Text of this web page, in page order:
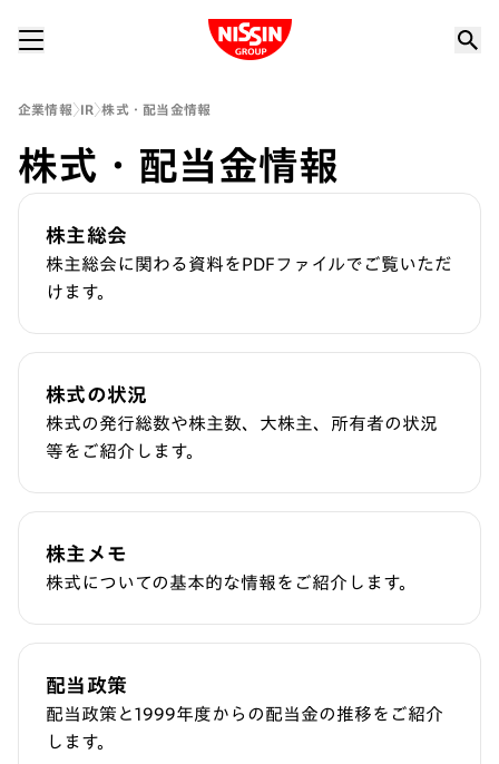
Nissin Group
企業情報 IR 株式・配当金情報
株式・配当金情報
株主総会
株主総会に関わる資料をPDFファイルでご覧いただ
けます。
株式の状況
株式の発行総数や株主数、大株主、所有者の状況
等をご紹介します。
株主メモ
株式についての基本的な情報をご紹介します。
配当政策
配当政策と1999年度からの配当金の推移をご紹介
します。